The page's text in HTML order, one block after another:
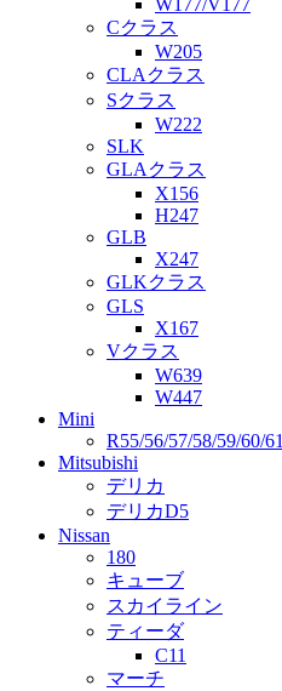
W177/V177
Cクラス
W205
CLAクラス
Sクラス
W222
SLK
GLAクラス
X156
H247
GLB
X247
GLKクラス
GLS
X167
Vクラス
W639
W447
Mini
R55/56/57/58/59/60/61
Mitsubishi
デリカ
デリカD5
Nissan
180
キューブ
スカイライン
ティーダ
C11
マーチ